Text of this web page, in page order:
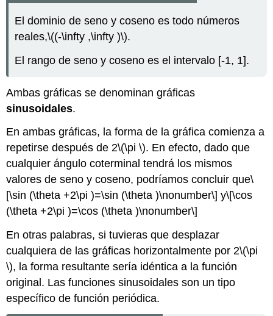
El dominio de seno y coseno es todo números
reales,\((-\infty ,\infty )\).
El rango de seno y coseno es el intervalo [-1, 1].
Ambas gráficas se denominan gráficas
sinusoidales.
En ambas gráficas, la forma de la gráfica comienza a
repetirse después de 2\(\pi \). En efecto, dado que
cualquier ángulo coterminal tendrá los mismos
valores de seno y coseno, podríamos concluir que\
[\sin (\theta +2\pi )=\sin (\theta )\nonumber\] y\[\cos
(\theta +2\pi )=\cos (\theta )\nonumber\]
En otras palabras, si tuvieras que desplazar
cualquiera de las gráficas horizontalmente por 2\(\pi
\), la forma resultante sería idéntica a la función
original. Las funciones sinusoidales son un tipo
específico de función periódica.